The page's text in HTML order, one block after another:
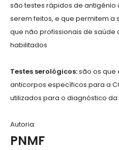
são testes rápidos de
serem feitos, e que permitem a
que não profissionais de saúde
habilitados
Testes serológicos:são os que
anticorpos específicos para a
utilizados para o diagnóstico da
Autoria:
PNMF